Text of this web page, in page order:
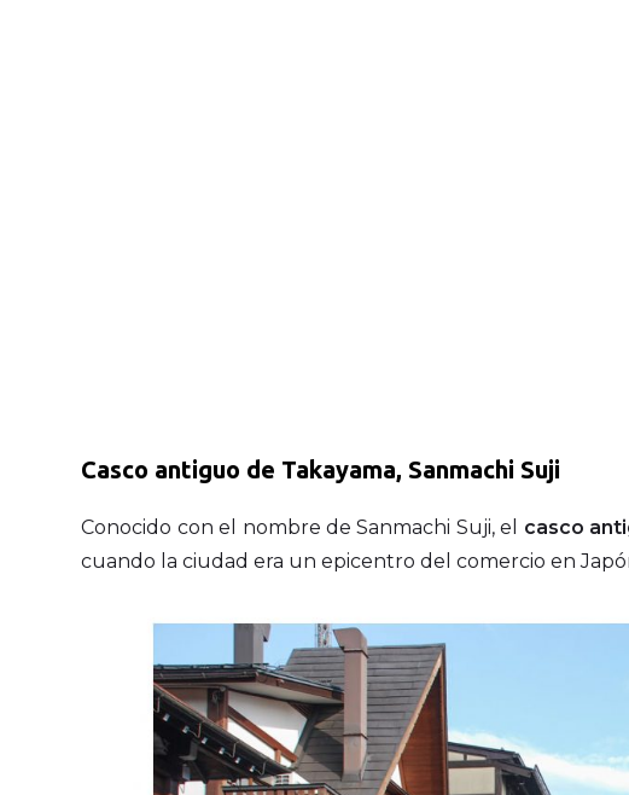
Casco antiguo de Takayama, Sanmachi Suji
Conocido con el nombre de Sanmachi Suji, el casco
cuando la ciudad era un epicentro del comercio en